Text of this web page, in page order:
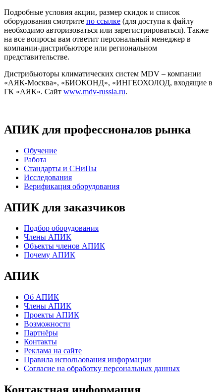
Подробные условия акции, размер скидок и список
оборудования смотрите по ссылке (для доступа к файлу
необходимо авторизоваться или зарегистрироваться). Также
на все вопросы вам ответит персональный менеджер в
компании-дистрибьюторе или региональном
представительстве.
Дистрибьюторы климатических систем MDV – компании
«АЯК-Москва», «БИОКОНД», «ИНГЕОХОЛОД, входящие в
ГК «АЯК». Сайт www.mdv-russia.ru.
АПИК для профессионалов рынка
Обучение
Работа
Стандарты и СНиПы
Исследования
Верификация оборудования
АПИК для заказчиков
Подбор оборудования
Члены АПИК
Объекты членов АПИК
Почему АПИК
АПИК
Об АПИК
Члены АПИК
Проекты АПИК
Возможности
Партнёры
Контакты
Реклама на сайте
Правила использования информации
Согласие на обработку персональных данных